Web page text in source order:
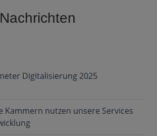
Digitalisierung 2025
Kammern nutzen unsere Services